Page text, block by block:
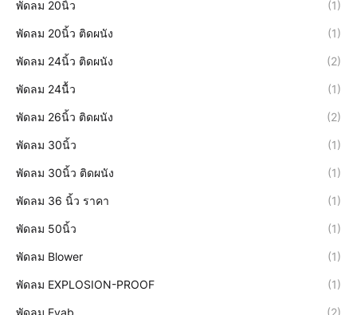
พัดลม 20นิ้ว (1)
พัดลม 20นิ้ว ติดผนัง (1)
พัดลม 24นิ้ว ติดผนัง (2)
พัดลม 24นื้ว (1)
พัดลม 26นิ้ว ติดผนัง (2)
พัดลม 30นิ้ว (1)
พัดลม 30นิ้ว ติดผนัง (1)
พัดลม 36 นิ้ว ราคา (1)
พัดลม 50นิ้ว (1)
พัดลม Blower (1)
พัดลม EXPLOSION-PROOF (1)
พัดลม Evab (2)